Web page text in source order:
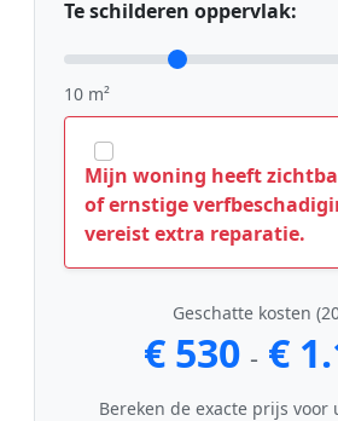
Te schilderen oppervlak:
10 m²
Mijn woning heeft
of ernstige
vereist extra reparatie.
Geschatte kosten
€ 530 - €
Bereken de exacte prijs voor